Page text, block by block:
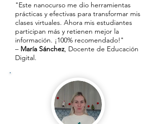
"Este nanocurso me dio herramientas
prácticas y efectivas para transformar mis
clases virtuales. Ahora mis estudiantes
participan más y retienen mejor la
información. ¡100% recomendado!"
– María Sánchez, Docente de Educación
Digital.